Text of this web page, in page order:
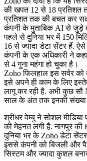
की खपत 12 से 18 प्रतिशत
प्रतिशत तक की बचत कर
कंपनी के मुताबिक AI से जुड़े
पहले से दुनिया भर में 150
16 से ज्यादा डेटा सेंटर हैं.
कंपनी के एक अधिकारी ने
से 4 गुना महंगा हो चुका है।
Zoho फिलहाल इस सर्वर को
इसे अपने ही काम के लिए
लागू कर रही है. अभी कुछ सौ
साल के अंत तक इनकी संख्या
श्रीधर वेम्बु ने सोशल
की मेहनत लगी है. नागपुर
दुनिया भर के Zoho डेटा
इससे कंपनी को बिजली और
सिस्टम और ज्यादा कुशल